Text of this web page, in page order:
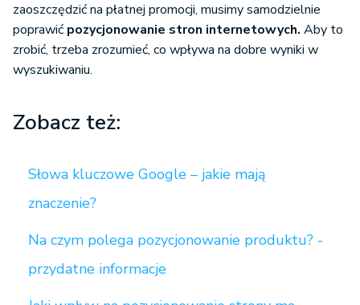
zaoszczędzić na płatnej promocji, musimy samodzielnie
poprawić pozycjonowanie stron internetowych. Aby to
zrobić, trzeba zrozumieć, co wpływa na dobre wyniki w
wyszukiwaniu.
Zobacz też:
Słowa kluczowe Google – jakie mają
znaczenie?
Na czym polega pozycjonowanie produktu? -
przydatne informacje